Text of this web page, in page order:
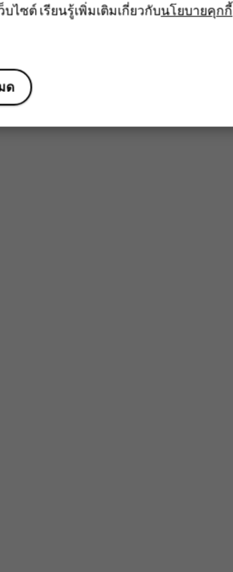
ไซต์ เรียนรู้เพิ่มเติมเกี่ยวกับนโยบายคุกกี้
ด